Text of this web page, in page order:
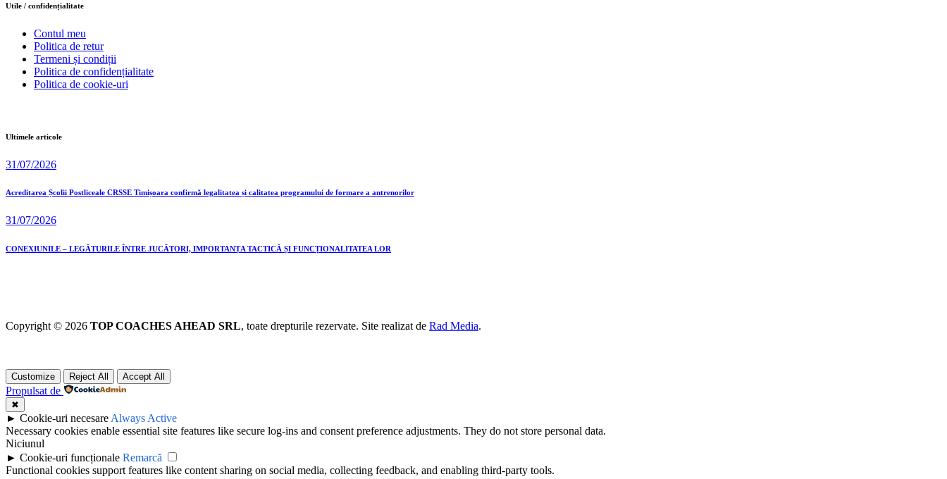
Utile / confidențialitate
Contul meu
Politica de retur
Termeni și condiții
Politica de confidențialitate
Politica de cookie-uri
Ultimele articole
31/07/2026
Acreditarea Școlii Postliceale CRSSE Timișoara confirmă legalitatea și calitatea programului de formare a antrenorilor
31/07/2026
CONEXIUNILE – LEGĂTURILE ÎNTRE JUCĂTORI, IMPORTANȚA TACTICĂ ȘI FUNCȚIONALITATEA LOR
Copyright © 2026 TOP COACHES AHEAD SRL, toate drepturile rezervate. Site realizat de Rad Media.
Customize Reject All Accept All
Propulsat de
✖
► Cookie-uri necesare Always Active
Necessary cookies enable essential site features like secure log-ins and consent preference adjustments. They do not store personal data.
Niciunul
► Cookie-uri funcționale Remarcă
Functional cookies support features like content sharing on social media, collecting feedback, and enabling third-party tools.